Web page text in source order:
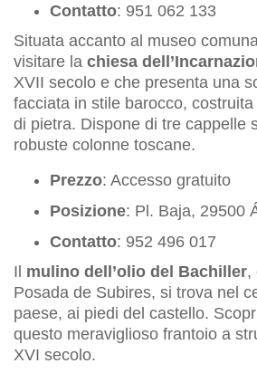
Contatto: 951 062 133
Situata accanto al museo
visitare la chiesa
XVII secolo e che presenta una
facciata in stile barocco,
di pietra. Dispone di tre cappelle
robuste colonne toscane.
Prezzo: Accesso gratuito
Posizione: Pl. Baja, 29500
Contatto: 952 496 017
Il mulino dell’olio del Bachiller,
Posada de Subires, si trova nel
paese, ai piedi del castello.
questo meraviglioso frantoio a
XVI secolo.